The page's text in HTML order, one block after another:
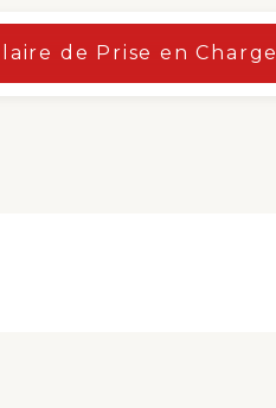
de Prise en Charge